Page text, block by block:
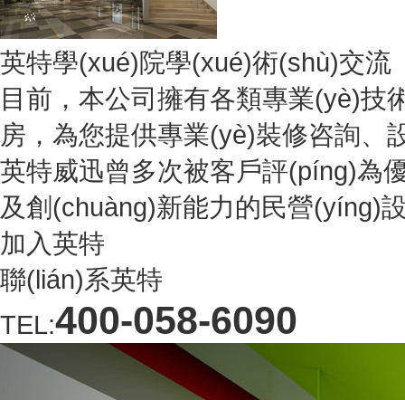
英特學(xué)院學(xué)術(shù)交流
目前，本公司擁有各類專業(yè)技術
房，為您提供專業(yè)裝修咨詢、
英特威迅曾多次被客戶評(píng)為
及創(chuàng)新能力的民營(yíng)
加入英特
聯(lián)系英特
TEL:400-058-6090